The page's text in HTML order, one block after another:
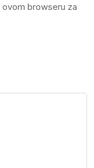
browseru za